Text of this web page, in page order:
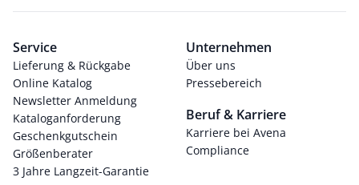
Service
Lieferung & Rückgabe
Online Katalog
Newsletter Anmeldung
Kataloganforderung
Geschenkgutschein
Größenberater
3 Jahre Langzeit-Garantie
Unternehmen
Über uns
Pressebereich
Beruf & Karriere
Karriere bei Avena
Compliance